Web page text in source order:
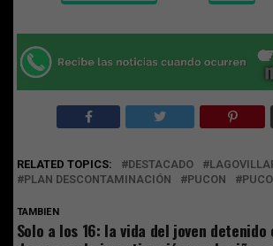
RELATED TOPICS: DESTACADO
PLAN DESCONTAMINACIÓN
PUCON
TAMBIEN
Solo a los 16: la vida del joven detenido